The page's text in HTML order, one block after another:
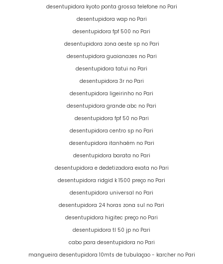
desentupidora kyoto ponta grossa telefone no Pari
desentupidora wap no Pari
desentupidora fpf 500 no Pari
desentupidora zona oeste sp no Pari
desentupidora guaianazes no Pari
desentupidora tatui no Pari
desentupidora 3r no Pari
desentupidora ligeirinho no Pari
desentupidora grande abc no Pari
desentupidora fpf 50 no Pari
desentupidora centro sp no Pari
desentupidora itanhaém no Pari
desentupidora barata no Pari
desentupidora e dedetizadora exata no Pari
desentupidora ridgid k 1500 preço no Pari
desentupidora universal no Pari
desentupidora 24 horas zona sul no Pari
desentupidora higitec preço no Pari
desentupidora tl 50 jp no Pari
cabo para desentupidora no Pari
mangueira desentupidora 10mts de tubulaçao - karcher no Pari